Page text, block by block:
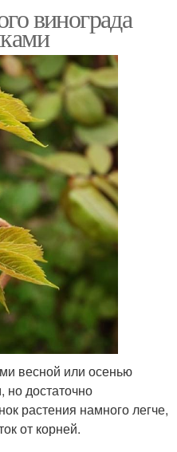
винограда
весной или осенью
но достаточно
растения намного легче,
от корней.